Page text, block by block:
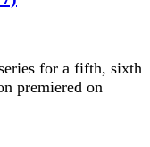
for a fifth, sixth
premiered on